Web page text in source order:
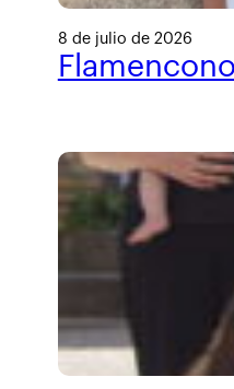
8 de julio de 2026